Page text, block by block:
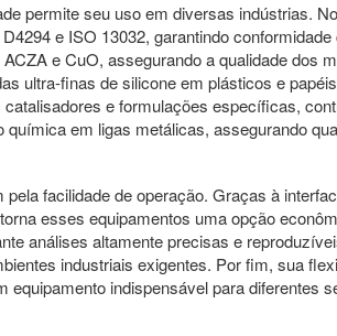
permite seu uso em diversas indústrias.
e ISO 13032, garantindo
e CuO, assegurando a qualidade dos
ultra-finas de silicone em plásticos e
e formulações específicas,
em ligas metálicas, assegurando
facilidade de operação. Graças à
esses equipamentos uma opção
análises altamente precisas e
industriais exigentes. Por fim, sua
indispensável para diferentes